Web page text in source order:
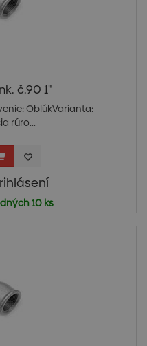
č.90 1"
OblúkVarianta:
rúro...
10 ks